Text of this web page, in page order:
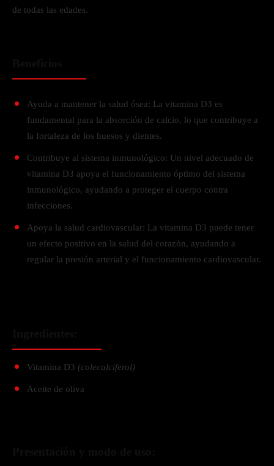
de todas las edades.
Ayuda a mantener la salud ósea: La vitamina D3 es
fundamental para la absorción de calcio, lo que contribuye a
la fortaleza de los huesos y dientes.
Contribuye al sistema inmunológico: Un nivel adecuado de
vitamina D3 apoya el funcionamiento óptimo del sistema
inmunológico, ayudando a proteger el cuerpo contra
infecciones.
Apoya la salud cardiovascular: La vitamina D3 puede tener
un efecto positivo en la salud del corazón, ayudando a
regular la presión arterial y el funcionamiento cardiovascular.
Vitamina D3 (colecalciferol)
Aceite de oliva